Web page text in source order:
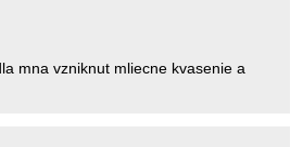
mna vzniknut mliecne kvasenie a